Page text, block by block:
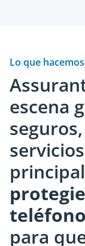
Monetiza el
Lo que hacemos
escena
para